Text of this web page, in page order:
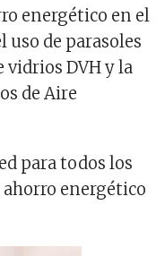
energético en el
de parasoles
vidrios DVH y la
de Aire
para todos los
energético